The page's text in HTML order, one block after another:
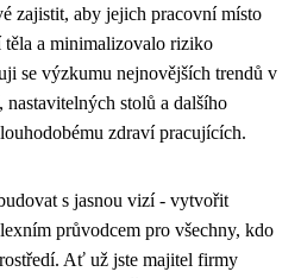
zajistit, aby jejich pracovní místo
těla a minimalizovalo riziko
se výzkumu nejnovějších trendů v
stolů a dalšího
zdraví pracujících.
s jasnou vizí - vytvořit
průvodcem pro všechny, kdo
Ať už jste majitel firmy